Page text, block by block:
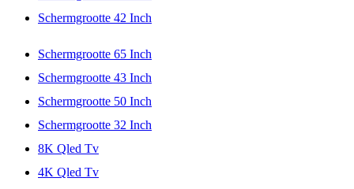
Schermgrootte 42 Inch
Schermgrootte 65 Inch
Schermgrootte 43 Inch
Schermgrootte 50 Inch
Schermgrootte 32 Inch
8K Qled Tv
4K Qled Tv